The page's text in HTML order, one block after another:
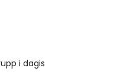
i dagis